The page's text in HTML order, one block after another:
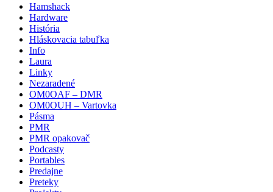
Hamshack
Hardware
História
Hláskovacia tabuľka
Info
Laura
Linky
Nezaradené
OM0OAF – DMR
OM0OUH – Vartovka
Pásma
PMR
PMR opakovač
Podcasty
Portables
Predajne
Preteky